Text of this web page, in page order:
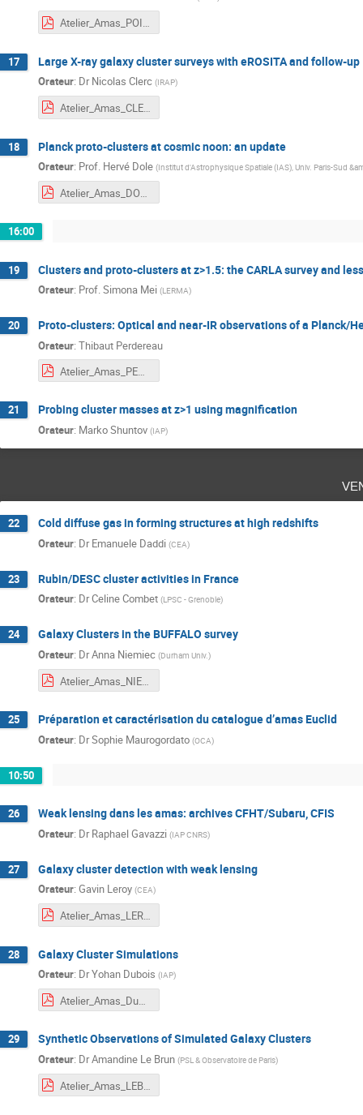
Atelier_Amas_POINTECOUTEAU.pdf
17 Large X-ray galaxy cluster surveys with eROSITA and follow-up
Orateur: Dr Nicolas Clerc (IRAP)
Atelier_Amas_CLERC.pdf
18 Planck proto-clusters at cosmic noon: an update
Orateur: Prof. Hervé Dole (Institut d'Astrophysique Spatiale (IAS), Univ. Paris-Sud
Atelier_Amas_DOLE.pdf
16:00
19 Clusters and proto-clusters at z>1.5: the CARLA survey and
Orateur: Prof.Simona Mei (LERMA)
20 Proto-clusters: Optical and near-IR observations of a Planck/
Orateur: Thibaut Perdereau
Atelier_Amas_PERDEREAU.pdf
21 Probing cluster masses at z>1 using magnification
Orateur: Marko Shuntov (IAP)
22 Cold diffuse gas in forming structures at high redshifts
Orateur: Dr Emanuele Daddi (CEA)
23 Rubin/DESC cluster activities in France
Orateur: DrCeline Combet (LPSC - Grenoble)
24 Galaxy Clusters in the BUFFALO survey
Orateur: DrAnna Niemiec (Durham Univ.)
25 Préparation et caractérisation du catalogue d’amas Euclid
Orateur: DrSophie Maurogordato (OCA)
10:50
26 Weak lensing dans les amas: archives CFHT/Subaru, CFIS
Orateur: Dr Raphael Gavazzi (IAP CNRS)
27 Galaxy cluster detection with weak lensing
Orateur: Gavin Leroy (CEA)
Atelier_Amas_LEROY.pdf
28 Galaxy Cluster Simulations
Orateur: DrYohan Dubois (IAP)
Atelier_Amas_Dubois.pdf
29 Synthetic Observations of Simulated Galaxy Clusters
Orateur: DrAmandine Le Brun (PSL & Observatoire de Paris)